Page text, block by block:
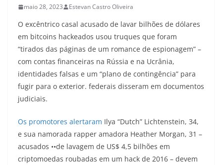
maio 28, 2023 Estevan Castro Oliveira
O excêntrico casal acusado de lavar bilhões de dólares
em bitcoins hackeados usou truques que foram
“tirados das páginas de um romance de espionagem” –
com contas financeiras na Rússia e na Ucrânia,
identidades falsas e um “plano de contingência” para
fugir para o exterior. federais disseram em documentos
judiciais.
Os promotores alertaram Ilya “Dutch” Lichtenstein, 34,
e sua namorada rapper amadora Heather Morgan, 31 –
acusados ••de lavagem de US$ 4,5 bilhões em
criptomoedas roubadas em um hack de 2016 – devem